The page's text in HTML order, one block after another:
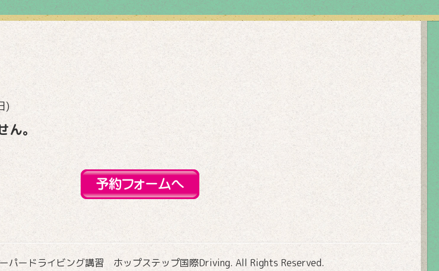
)
。
パードライビング講習 ホップステップ国際Driving. All Rights Reserved.